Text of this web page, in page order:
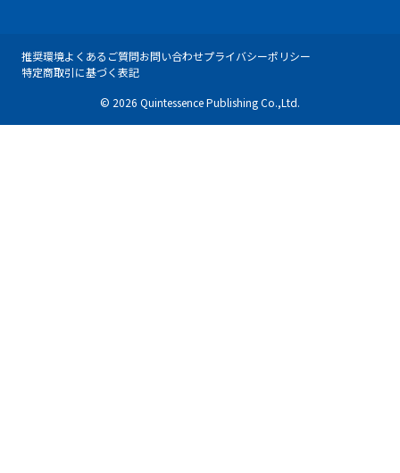
推奨環境よくあるご質問お問い合わせプライバシーポリシー
特定商取引に基づく表記
© 2026 Quintessence Publishing Co.,Ltd.